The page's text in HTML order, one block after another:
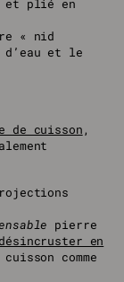
et plié en
« nid
et le
de cuisson,
pierre
en
comme